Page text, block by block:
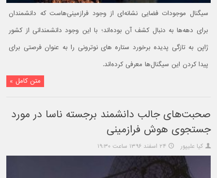
سیگنال موجودات فضایی نشانه‌ای از وجود فرازمینی‌هاست که دانشمندان
برای دهه‌ها به دنبال کشف آن بوده‌اند؛ با این وجود دانشمندانی از کشور
ژاپن به تازگی پدیده برخورد ستاره های نوترونی را به عنوان فرصتی برای
پیدا کردن این سیگنال‌ها معرفی کرده‌اند.
متن کامل »
صحبت‌های جالب دانشمند برجسته ناسا در مورد
جستجوی هوش فرازمینی
کیا علیپور ۲۴ اسفند ۱۳۹۶ ساعت ۱۹:۳۰